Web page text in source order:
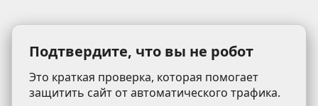
Подтвердите, что вы не робот
Это краткая проверка, которая помогает
защитить сайт от автоматического трафика.